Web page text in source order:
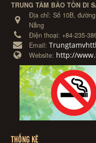
TRUNG TÂM BẢO TỒN DI
Địa chỉ:Số 10B,
Nẵng
Điện thoại: +84-235-
Email:
Website: http://
THỐNG KÊ